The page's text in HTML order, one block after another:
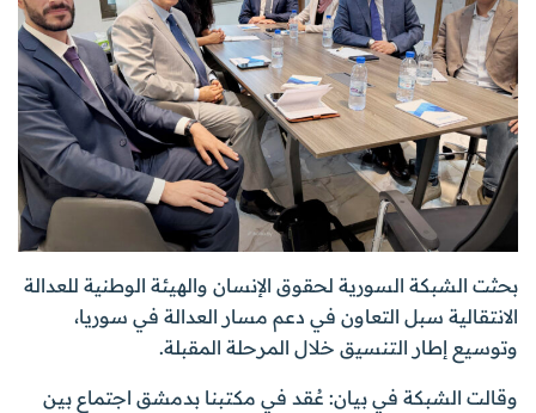
بحثت الشبكة السورية لحقوق الإنسان والهيئة الوطنية للعدالة
الانتقالية سبل التعاون في دعم مسار العدالة في سوريا،
وتوسيع إطار التنسيق خلال المرحلة المقبلة.
وقالت الشبكة في بيان: عُقد في مكتبنا بدمشق اجتماع بين